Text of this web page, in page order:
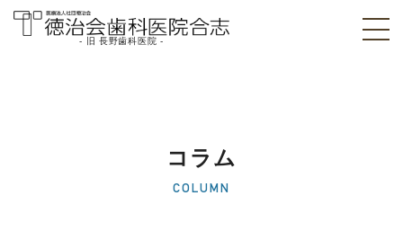
医院]｜熊本県合志
- 旧 長野歯科医院 -
コラム
COLUMN